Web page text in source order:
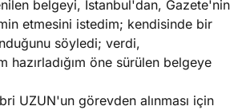
belgeyi, İstanbul'dan, Gazete'nin
etmesini istedim; kendisinde bir
söyledi; verdi,
hazırladığım öne sürülen belgeye
UZUN'un görevden alınması için